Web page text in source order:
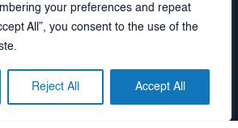
your preferences and repeat
All”, you consent to the use of the
Reject All Accept All